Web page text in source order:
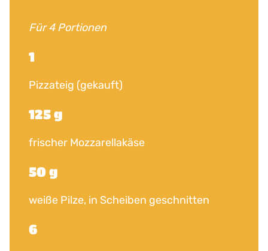
Für 4 Portionen
1
Pizzateig (gekauft)
125 g
frischer Mozzarellakäse
50 g
weiße Pilze, in Scheiben geschnitten
6